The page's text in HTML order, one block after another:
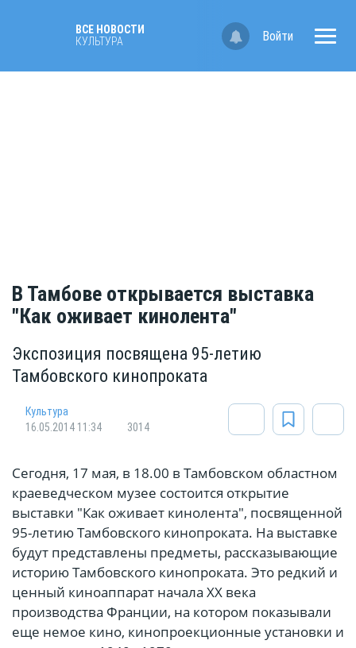
ВСЕ НОВОСТИ
КУЛЬТУРА
Войти
В Тамбове открывается выставка
"Как оживает кинолента"
Экспозиция посвящена 95-летию
Тамбовского кинопроката
Культура
16.05.2014 11:34
3014
Сегодня, 17 мая, в 18.00 в Тамбовском областном
краеведческом музее состоится открытие
выставки "Как оживает кинолента", посвященной
95-летию Тамбовского кинопроката. На выставке
будут представлены предметы, рассказывающие
историю Тамбовского кинопроката. Это редкий и
ценный киноаппарат начала ХХ века
производства Франции, на котором показывали
еще немое кино, кинопроекционные установки и